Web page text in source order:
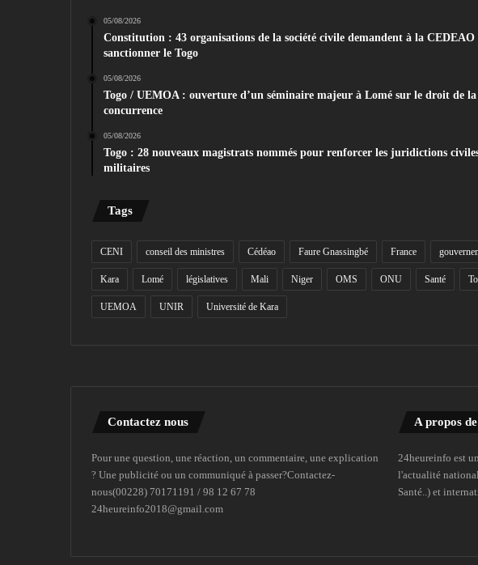
05/08/2026
Constitution : 43 organisations de la société civile demandent à la CEDEAO
sanctionner le Togo
05/08/2026
Togo / UEMOA : ouverture d’un séminaire majeur à Lomé sur le droit de la
concurrence
05/08/2026
Togo : 28 nouveaux magistrats nommés pour renforcer les juridictions
militaires
Tags
CENI conseil des ministres Cédéao Faure Gnassingbé France
Kara Lomé législatives Mali Niger OMS ONU Santé
UEMOA UNIR Université de Kara
Contactez nous
Pour une question, une réaction, un commentaire, une explication
? Une publicité ou un communiqué à passer?Contactez-
nous(00228) 70171191 / 98 12 67 78
24heureinfo2018@gmail.com
A propos
24heureinfo est
l'actualité
Santé..) et